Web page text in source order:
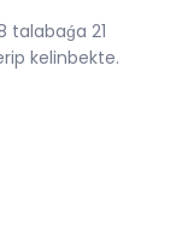
talabaǵa 21
kelinbekte.